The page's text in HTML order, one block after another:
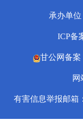
承办单
ICP备
甘公网备案
网
有害信息举报邮箱